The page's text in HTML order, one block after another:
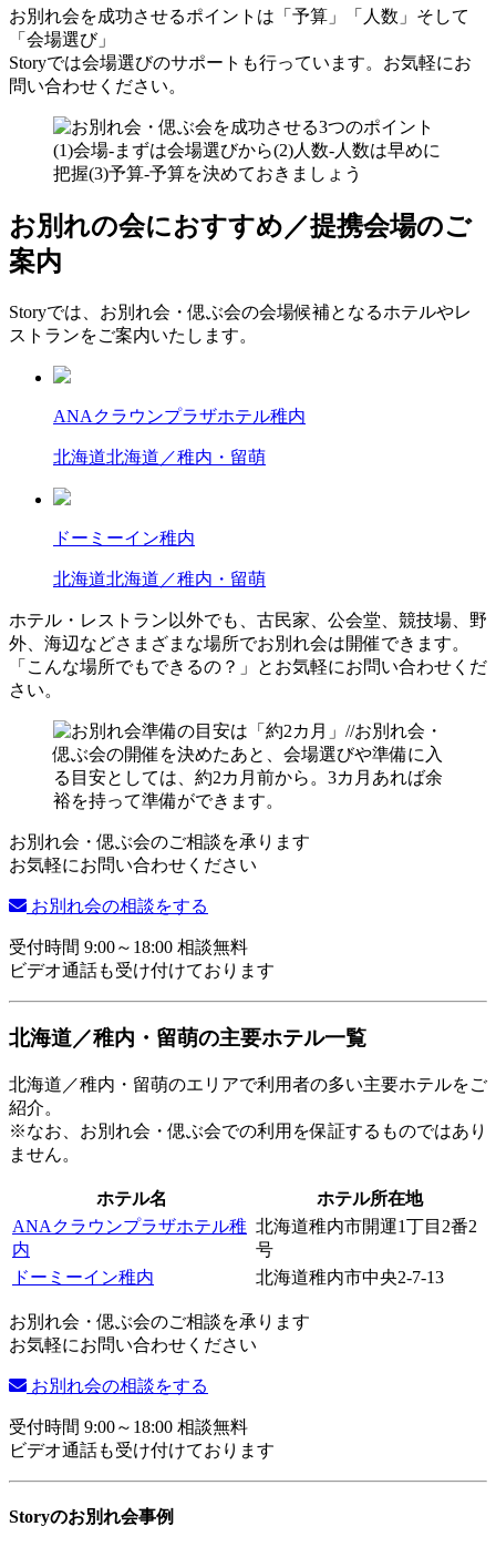
お別れ会を成功させるポイントは「予算」「人数」そして
「会場選び」
Storyでは会場選びのサポートも行っています。お気軽にお
問い合わせください。
お別れの会におすすめ／提携会場のご
案内
Storyでは、お別れ会・偲ぶ会の会場候補となるホテルやレ
ストランをご案内いたします。
ANAクラウンプラザホテル稚内
北海道北海道／稚内・留萌
ドーミーイン稚内
北海道北海道／稚内・留萌
ホテル・レストラン以外でも、古民家、公会堂、競技場、野
外、海辺などさまざまな場所でお別れ会は開催できます。
「こんな場所でもできるの？」とお気軽にお問い合わせくだ
さい。
お別れ会・偲ぶ会のご相談を承ります
お気軽にお問い合わせください
お別れ会の相談をする
受付時間 9:00～18:00 相談無料
ビデオ通話も受け付けております
北海道／稚内・留萌の主要ホテル一覧
北海道／稚内・留萌のエリアで利用者の多い主要ホテルをご
紹介。
※なお、お別れ会・偲ぶ会での利用を保証するものではあり
ません。
ホテル名
ホテル所在地
ANAクラウンプラザホテル稚
内
北海道稚内市開運1丁目2番2
号
ドーミーイン稚内
北海道稚内市中央2-7-13
お別れ会・偲ぶ会のご相談を承ります
お気軽にお問い合わせください
お別れ会の相談をする
受付時間 9:00～18:00 相談無料
ビデオ通話も受け付けております
Storyのお別れ会事例